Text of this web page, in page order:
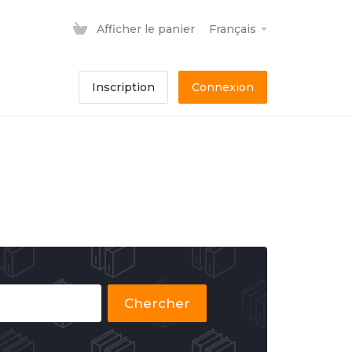
Afficher le panier Français
Inscription Connexion
Chercher